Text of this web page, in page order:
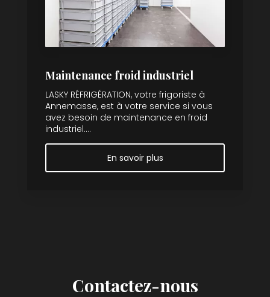
Maintenance froid industriel
LASKY RÉFRIGÉRATION, votre frigoriste à
Annemasse, est à votre service si vous
avez besoin de maintenance en froid
industriel....
En savoir plus
Contactez-nous